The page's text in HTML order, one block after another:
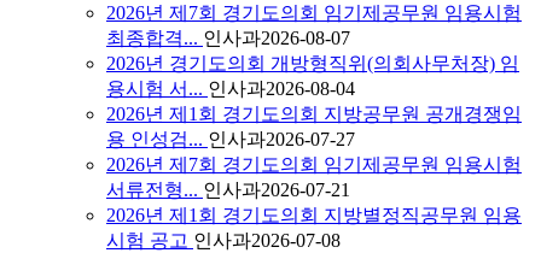
2026년 제7회 경기도의회 임기제공무원 임용시험
최종합격... 인사과2026-08-07
2026년 경기도의회 개방형직위(의회사무처장) 임
용시험 서... 인사과2026-08-04
2026년 제1회 경기도의회 지방공무원 공개경쟁임
용 인성검... 인사과2026-07-27
2026년 제7회 경기도의회 임기제공무원 임용시험
서류전형... 인사과2026-07-21
2026년 제1회 경기도의회 지방별정직공무원 임용
시험 공고 인사과2026-07-08